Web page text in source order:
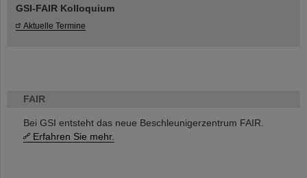
FAIR
Bei GSI entsteht das neue Beschleunigerzentrum FAIR.
Erfahren Sie mehr.
GSI-FAIR Kolloquium
Aktuelle Termine